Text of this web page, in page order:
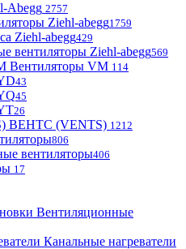
Abegg 2757
Ziehl-abegg1759
Ziehl-abegg429
вентиляторы Ziehl-abegg569
Вентиляторы VM 114
43
45
26
ВЕНТС (VENTS) 1212
806
вентиляторы406
17
Вентиляционные
Канальные нагреватели